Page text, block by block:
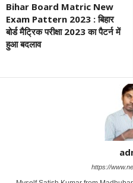
Bihar Board Matric New
Exam Pattern 2023 : बिहार
बोर्ड मैट्रिक परीक्षा 2023 का पैटर्न में
हुआ बदलाव
https://